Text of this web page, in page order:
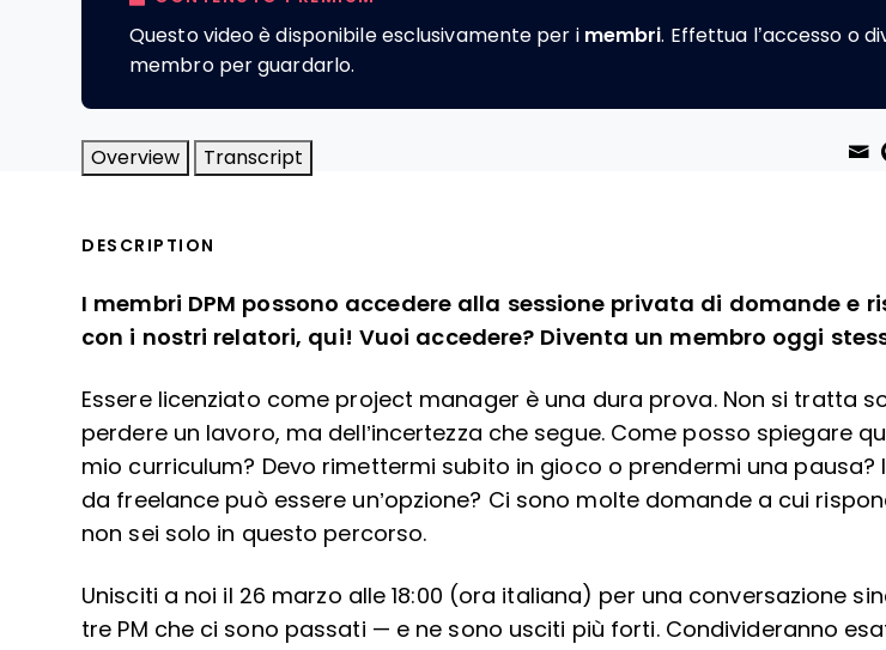
Questo video è disponibile esclusivamente per i membri. Effettua l’accesso o
membro per guardarlo.
Overview Transcript
DESCRIPTION
I membri DPM possono accedere alla sessione privata di domande e
con i nostri relatori, qui! Vuoi accedere? Diventa un membro oggi
Essere licenziato come project manager è una dura prova. Non si tratta
perdere un lavoro, ma dell’incertezza che segue. Come posso spiegare
mio curriculum? Devo rimettermi subito in gioco o prendermi una pausa?
da freelance può essere un’opzione? Ci sono molte domande a cui
non sei solo in questo percorso.
Unisciti a noi il 26 marzo alle 18:00 (ora italiana) per una conversazione
tre PM che ci sono passati — e ne sono usciti più forti. Condivideranno